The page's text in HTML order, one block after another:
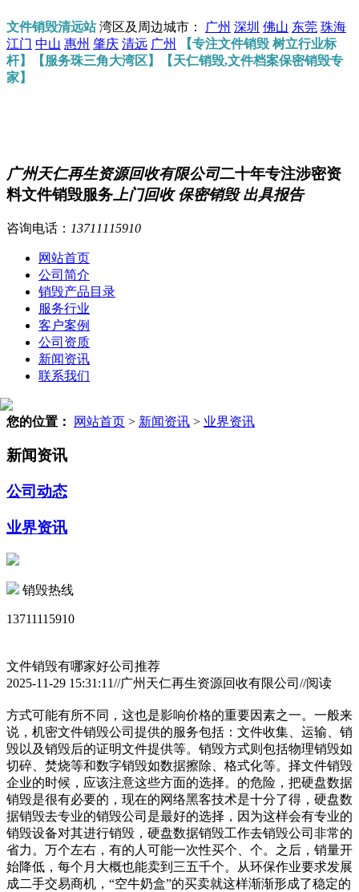
文件销毁清远站湾区及周边城市： 广州 深圳 佛山 东莞 珠海
江门 中山 惠州 肇庆 清远 广州
【专注文件销毁 树立行业标
杆】【服务珠三角大湾区】【天仁销毁,文件档案保密销毁专
家】
广州天仁再生资源回收有限公司二十年专注涉密资
料文件销毁服务 上门回收 保密销毁 出具报告
咨询电话： 13711115910
网站首页
公司简介
销毁产品目录
服务行业
客户案例
公司资质
新闻资讯
联系我们
您的位置： 网站首页 > 新闻资讯 > 业界资讯
新闻资讯
公司动态
业界资讯
销毁热线
13711115910
文件销毁有哪家好公司推荐
2025-11-29 15:31:11//广州天仁再生资源回收有限公司//阅读
方式可能有所不同，这也是影响价格的重要因素之一。一般来
说，机密文件销毁公司提供的服务包括：文件收集、运输、销
毁以及销毁后的证明文件提供等。销毁方式则包括物理销毁如
切碎、焚烧等和数字销毁如数据擦除、格式化等。择文件销毁
企业的时候，应该注意这些方面的选择。的危险，把硬盘数据
销毁是很有必要的，现在的网络黑客技术是十分了得，硬盘数
据销毁去专业的销毁公司是最好的选择，因为这样会有专业的
销毁设备对其进行销毁，硬盘数据销毁工作去销毁公司非常的
省力。万个左右，有的人可能一次性买个、个。之后，销量开
始降低，每个月大概也能卖到三五千个。从环保作业要求发展
成二手交易商机，“空牛奶盒”的买卖就这样渐渐形成了稳定的